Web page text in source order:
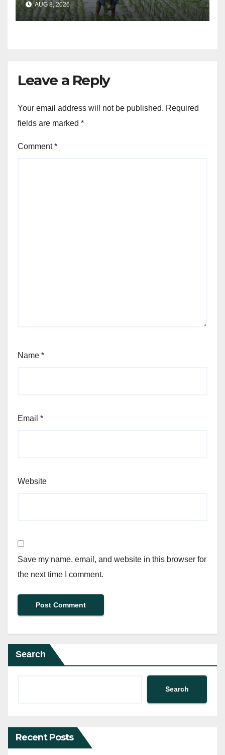
nakatalaan na anihan
AUG 8, 2026
Leave a Reply
Your email address will not be published. Required
fields are marked *
Comment*
Name *
Email *
Website
Save my name, email, and website in this browser for
the next time I comment.
Search
Search
Recent Posts